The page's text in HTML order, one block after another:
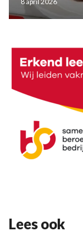
Lees ook